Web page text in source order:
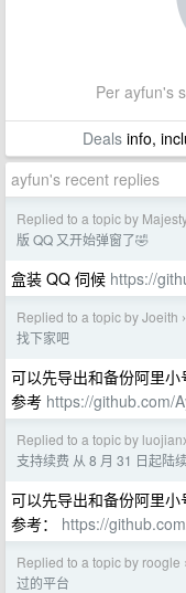
Per ayfun's
Dealsinfo,
ayfun's recent replies
Replied to a topic by
版 QQ 又开始弹窗了🤣
盒装 QQ 伺候 https://
Replied to a topic by Joeith ›
找下家吧
可以先导出和备份阿里小
参考 https://github.com/
Replied to a topic by
支持续费 从 8 月 31 日起陆
可以先导出和备份阿里小
参考： https://
Replied to a topic by roogle ›
过的平台